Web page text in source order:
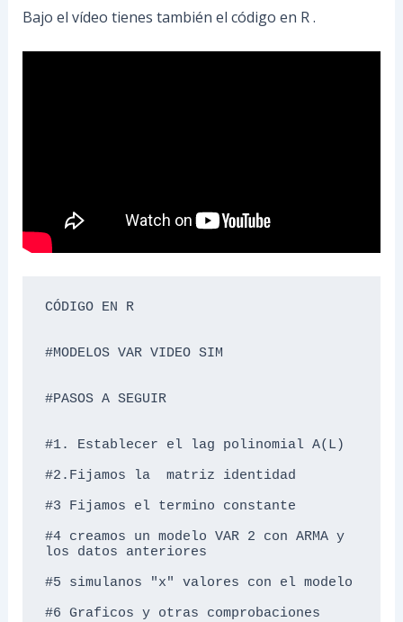
Bajo el vídeo tienes también el código en R .
CÓDIGO EN R
#MODELOS VAR VIDEO SIM
#PASOS A SEGUIR
#1. Establecer el lag polinomial A(L)
#2.Fijamos la  matriz identidad
#3 Fijamos el termino constante
#4 creamos un modelo VAR 2 con ARMA y
los datos anteriores
#5 simulanos "x" valores con el modelo
#6 Graficos y otras comprobaciones